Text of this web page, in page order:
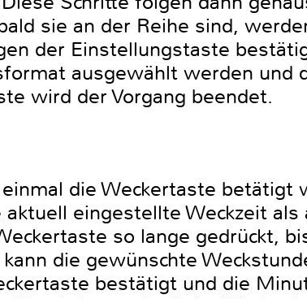
sie an der Reihe sind,
der Einstellungstaste
ausgewählt werden und
wird der Vorgang beendet.
die Weckertaste betätigt
eingestellte Weckzeit als
so lange gedrückt,
die gewünschte
bestätigt und die